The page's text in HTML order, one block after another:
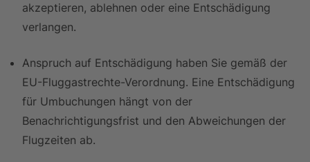
akzeptieren, ablehnen oder eine Entschädigung
verlangen.
Anspruch auf Entschädigung haben Sie gemäß der
EU-Fluggastrechte-Verordnung. Eine Entschädigung
für Umbuchungen hängt von der
Benachrichtigungsfrist und den Abweichungen der
Flugzeiten ab.